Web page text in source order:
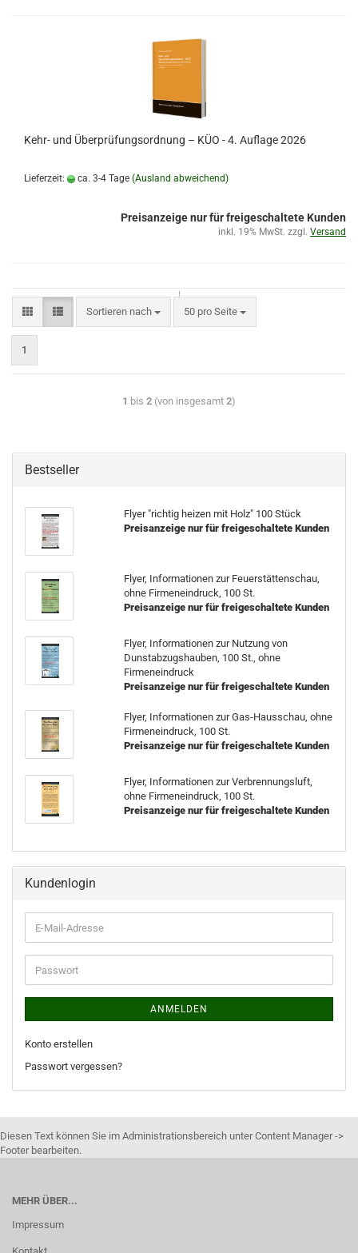
Kehr- und Überprüfungsordnung – KÜO - 4. Auflage 2026
Lieferzeit: ca. 3-4 Tage (Ausland abweichend)
Preisanzeige nur für freigeschaltete Kunden
inkl. 19% MwSt. zzgl. Versand
Sortieren nach 50 pro Seite
1
1 bis 2 (von insgesamt 2)
Bestseller
Flyer "richtig heizen mit Holz" 100 Stück
Preisanzeige nur für freigeschaltete Kunden
Flyer, Informationen zur Feuerstättenschau,
ohne Firmeneindruck, 100 St.
Preisanzeige nur für freigeschaltete Kunden
Flyer, Informationen zur Nutzung von
Dunstabzugshauben, 100 St., ohne
Firmeneindruck
Preisanzeige nur für freigeschaltete Kunden
Flyer, Informationen zur Gas-Hausschau, ohne
Firmeneindruck, 100 St.
Preisanzeige nur für freigeschaltete Kunden
Flyer, Informationen zur Verbrennungsluft,
ohne Firmeneindruck, 100 St.
Preisanzeige nur für freigeschaltete Kunden
Kundenlogin
ANMELDEN
Konto erstellen
Passwort vergessen?
Diesen Text können Sie im Administrationsbereich unter Content Manager ->
Footer bearbeiten.
MEHR ÜBER...
Impressum